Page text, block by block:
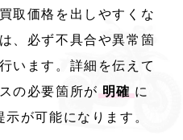
取価格を出しやすくな
、必ず不具合や異常箇
います。詳細を伝えて
の必要箇所が 明確 に
示が可能になります。